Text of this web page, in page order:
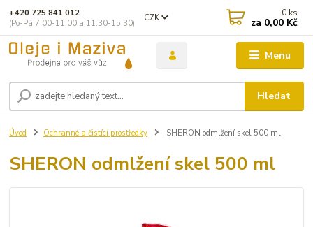
Menu
CZK
Hledat
+420 725 841 012
(Po-Pá 7:00-11:00 a 11:30-15:30)
0 ks
za 0,00 Kč
Úvod Ochranné a čistící prostředky SHERON odmlžení skel 500 ml
SHERON odmlžení skel 500 ml